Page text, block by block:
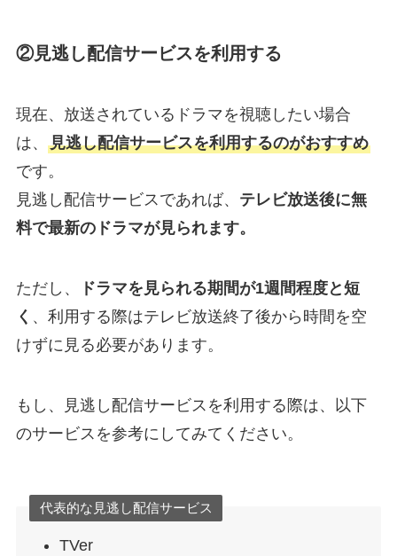
②見逃し配信サービスを利用する
現在、放送されているドラマを視聴したい場合
は、 見逃し配信サービスを利用するのがおすすめ
です。
見逃し配信サービスであれば、 テレビ放送後に無
料で最新のドラマが見られます。
ただし、
ドラマを見られる期間が1週間程度と短
く 、利用する際はテレビ放送終了後から時間を空
けずに見る必要があります。
もし、見逃し配信サービスを利用する際は、以下
のサービスを参考にしてみてください。
代表的な見逃し配信サービス
TVer